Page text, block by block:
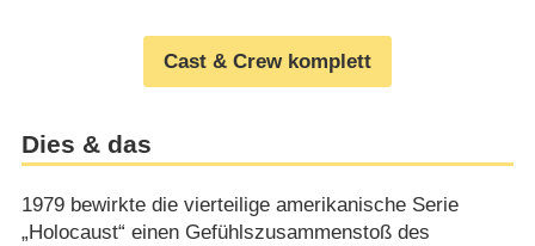
Cast & Crew komplett
Dies & das
1979 bewirkte die vierteilige amerikanische Serie
„Holocaust“ einen Gefühlszusammenstoß des